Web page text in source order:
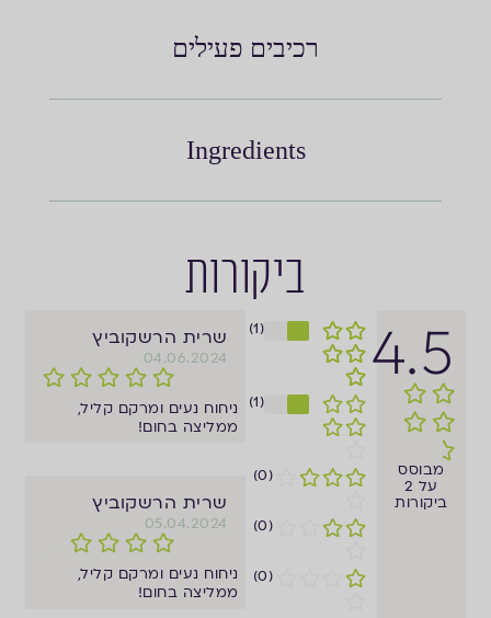
רכיבים פעילים
Ingredients
ביקורות
(1)
(1)
(0)
(0)
(0)
4.5
מבוסס
על 2
ביקורות
שרית הרשקוביץ
04.06.2024
ניחוח נעים ומרקם קליל,
ממליצה בחום!
שרית הרשקוביץ
05.04.2024
ניחוח נעים ומרקם קליל,
ממליצה בחום!